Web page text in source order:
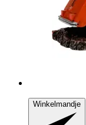
Winkelmandje